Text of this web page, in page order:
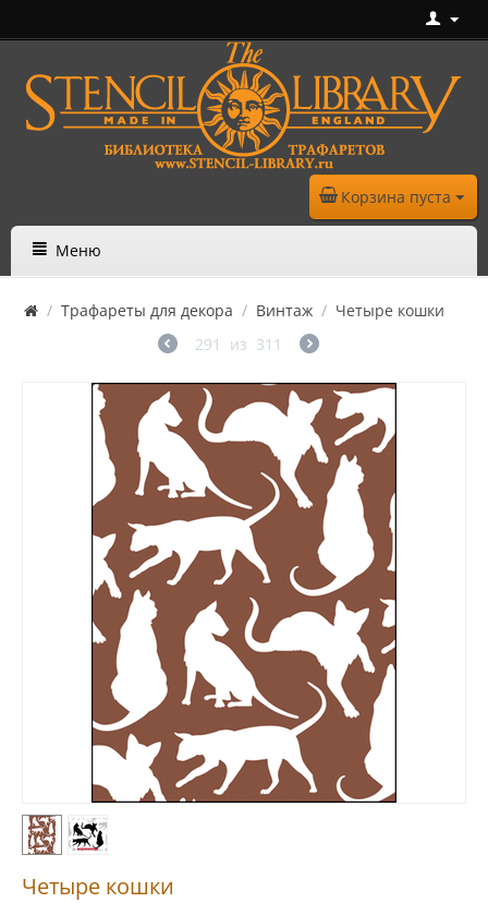
Корзина пуста
Меню
/ Трафареты для декора / Винтаж / Четыре кошки
291
из 311
Четыре кошки